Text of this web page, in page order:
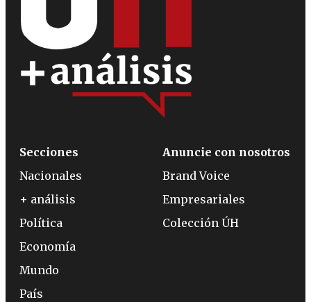
Secciones
Nacionales
+ análisis
Política
Economía
Mundo
País
Anuncie con nosotros
Brand Voice
Empresariales
Colección ÚH